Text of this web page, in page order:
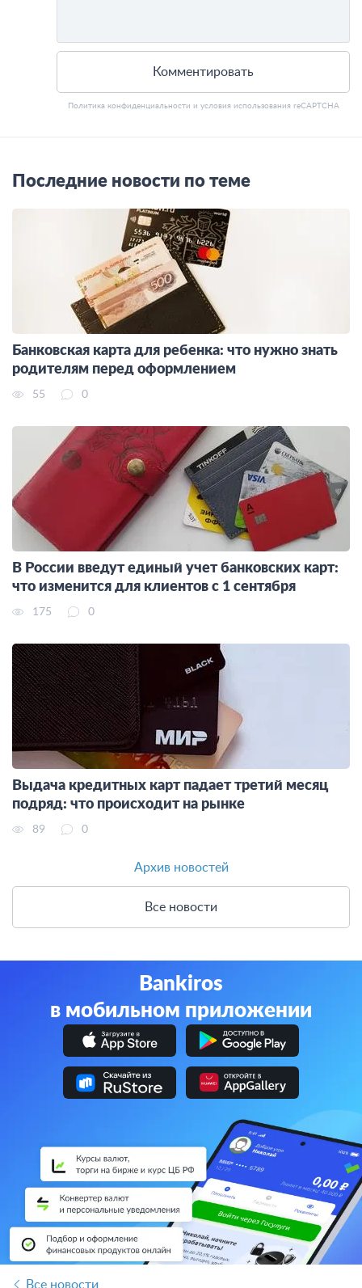
Комментировать
Политика конфиденциальности и условия использования reCAPTCHA
Последние новости по теме
Банковская карта для ребенка: что нужно знать
родителям перед оформлением
55 0
В России введут единый учет банковских карт:
что изменится для клиентов с 1 сентября
175 0
Выдача кредитных карт падает третий месяц
подряд: что происходит на рынке
89 0
Архив новостей
Все новости
Bankiros
в мобильном приложении
Все новости